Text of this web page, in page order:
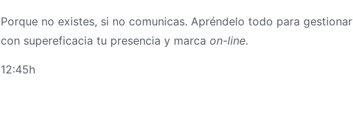
Porque no existes, si no comunicas. Apréndelo todo para gestionar
con supereficacia tu presencia y marca on-line.
12:45h